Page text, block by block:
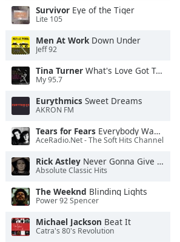
Survivor Eye of the Tiger
Lite 105
Men At WorkDown Under
Jeff 92
Tina Turner What's Love Got To Do With It
My 95.7
Eurythmics Sweet Dreams
AKRON FM
Tears for Fears Everybody Wants To Rule the World
AceRadio.Net - The Soft Hits Channel
Rick Astley Never Gonna Give You Up
Absolute Classic Hits
The Weeknd Blinding Lights
Power 92 Spencer
Michael Jackson Beat It
Catra's 80's Revolution